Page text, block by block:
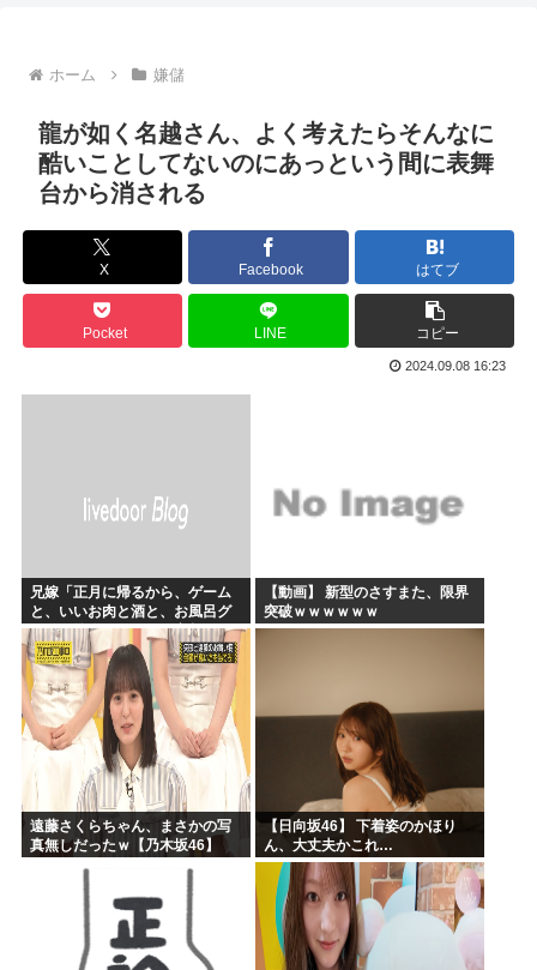
「ムクゲェジ漫画」ガチでリアルだったwww
【原爆の日】へいわをかえせ
みい山、あんだけ騒ぎになってるのに未だにどこのメディアも...
週刊少年ジャンプ、発行部数100万部割れwww
日本人「うちの犬、たまたまついてきた八百屋で一目惚れした...
【画像】広島市長のスピーチを聞いてる時の高市早苗の顔ww...
【雑誌】かつて650万部を誇った「週刊少年ジャンプ」、発...
かのかりとかいう誰が見てるのか謎の漫画www
Win95開発者「日本でITが3Kと呼ばれるのは企業が根...
ホーム 嫌儲
龍が如く名越さん、よく考えたらそんなに
酷いことしてないのにあっという間に表舞
台から消される
X Facebook はてブ
Pocket LINE コピー
2024.09.08 16:23
兄嫁「正月に帰るから、ゲーム
と、いいお肉と酒と、お風呂グ
ッズの準備しとけよ」寝起きの
私「知るかボケ」兄嫁「キィィ
ィィー！！！！」私「あ…」
【動画】 新型のさすまた、限界
突破ｗｗｗｗｗｗ
遠藤さくらちゃん、まさかの写
真無しだったｗ【乃木坂46】
【日向坂46】 下着姿のかほり
ん、大丈夫かこれ…